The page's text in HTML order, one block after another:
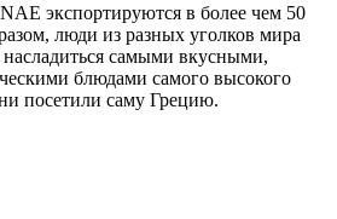
экспортируются в более чем 50
люди из разных уголков мира
самыми вкусными,
блюдами самого высокого
посетили саму Грецию.